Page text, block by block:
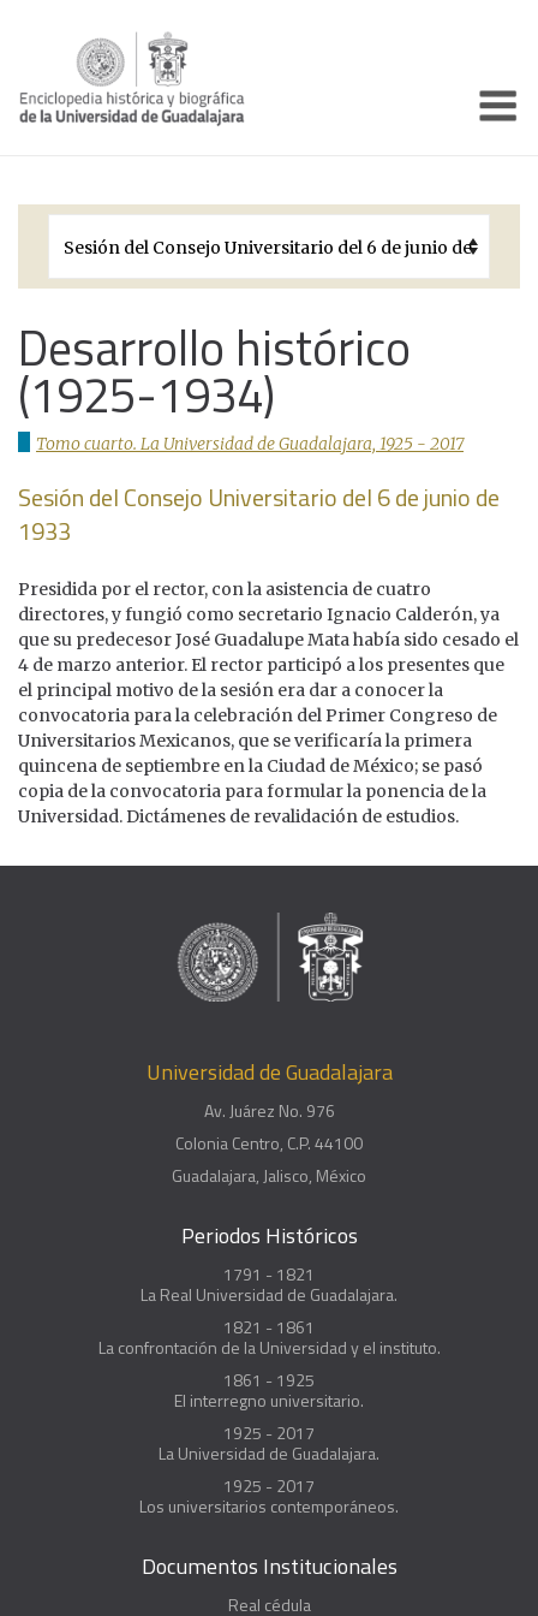
Períodos Históricos
Galería
Documentos institucionales
Desarrollo histórico
(1925-1934)
Tomo cuarto. La Universidad de Guadalajara, 1925 - 2017
Sesión del Consejo Universitario del 6 de junio de
1933
Presidida por el rector, con la asistencia de cuatro
directores, y fungió como secretario Ignacio Calderón, ya
que su predecesor José Guadalupe Mata había sido cesado el
4 de marzo anterior. El rector participó a los presentes que
el principal motivo de la sesión era dar a conocer la
convocatoria para la celebración del Primer Congreso de
Universitarios Mexicanos, que se verificaría la primera
quincena de septiembre en la Ciudad de México; se pasó
copia de la convocatoria para formular la ponencia de la
Universidad. Dictámenes de revalidación de estudios.
Universidad de Guadalajara
Av. Juárez No. 976
Colonia Centro, C.P. 44100
Guadalajara, Jalisco, México
Periodos Históricos
1791 - 1821
La Real Universidad de Guadalajara.
1821 - 1861
La confrontación de la Universidad y el instituto.
1861 - 1925
El interregno universitario.
1925 - 2017
La Universidad de Guadalajara.
1925 - 2017
Los universitarios contemporáneos.
Documentos Institucionales
Real cédula